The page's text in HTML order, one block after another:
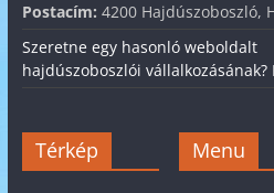
Postacím: 4200 Hajdúszoboszló,
Szeretne egy hasonló weboldalt
hajdúszoboszlói
Térkép Menu